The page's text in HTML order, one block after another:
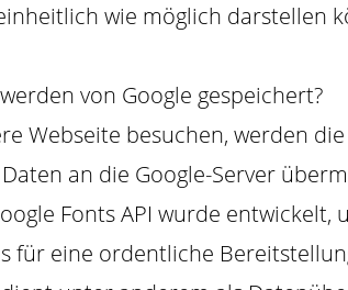
wie möglich darstellen
von Google gespeichert?
Webseite besuchen, werden
an die Google-Server
Fonts API wurde
für eine ordentliche